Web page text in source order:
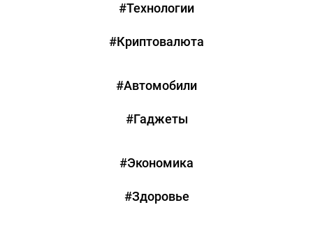
#Технологии
#Криптовалюта
#Автомобили
#Гаджеты
#Экономика
#Здоровье